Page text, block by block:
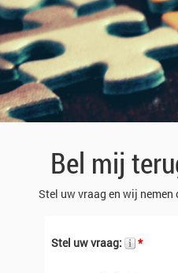
Bel mij
Stel uw vraag en wij
Stel uw vraag: *